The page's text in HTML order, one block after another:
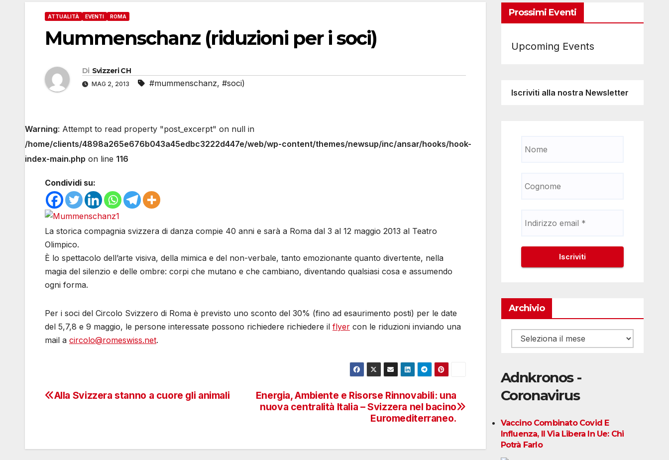
ATTUALITÀ EVENTI ROMA
Mummenschanz (riduzioni per i soci)
Di Svizzeri CH
MAG 2, 2013 #mummenschanz, #soci)
Warning: Attempt to read property "post_excerpt" on null in
/home/clients/4898a265e676b043a45edbc3222d447e/web/wp-content/themes/newsup/inc/ansar/hooks/hook-
index-main.php on line 116
Condividi su:
La storica compagnia svizzera di danza compie 40 anni e sarà a Roma dal 3 al 12 maggio 2013 al Teatro
Olimpico.
È lo spettacolo dell’arte visiva, della mimica e del non-verbale, tanto emozionante quanto divertente, nella
magia del silenzio e delle ombre: corpi che mutano e che cambiano, diventando qualsiasi cosa e assumendo
ogni forma.
Per i soci del Circolo Svizzero di Roma è previsto uno sconto del 30% (fino ad esaurimento posti) per le date
del 5,7,8 e 9 maggio, le persone interessate possono richiedere richiedere il flyer con le riduzioni inviando una
mail a circolo@romeswiss.net.
Navigazione
Energia, Ambiente e Risorse Rinnovabili: una
nuova centralità Italia – Svizzera nel bacino
Euromediterraneo.
Alla Svizzera stanno a cuore gli animali
Prossimi Eventi
Upcoming Events
Iscriviti alla nostra Newsletter
Archivio
Archivio
Adnkronos -
Coronavirus
Vaccino Combinato Covid E
Influenza, Il Via Libera In Ue: Chi
Potrà Farlo